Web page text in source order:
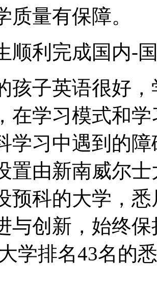
质量有保障。
顺利完成国内-
孩子英语很好
在学习模式和
学习中遇到的
置由新南威尔
预科的大学，
与创新，始终
学排名43名的